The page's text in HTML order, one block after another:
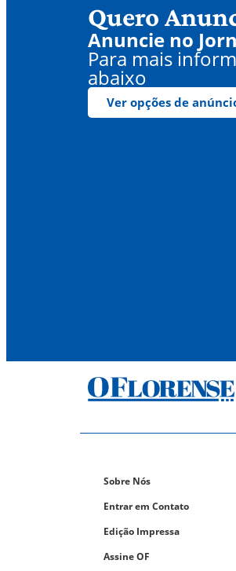
Quero
Anuncie no
Para mais
abaixo
Ver opções de
Sobre Nós
Entrar em Contato
Edição Impressa
Assine OF